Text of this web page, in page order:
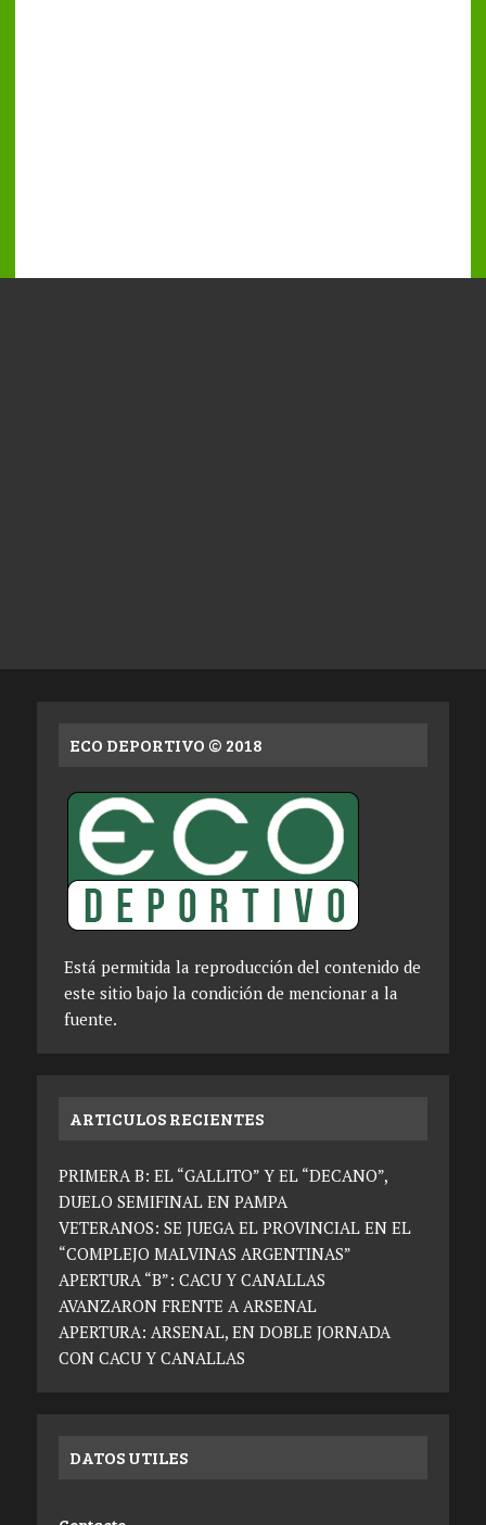
ECO DEPORTIVO © 2018
Está permitida la reproducción del contenido de
este sitio bajo la condición de mencionar a la
fuente.
ARTICULOS RECIENTES
PRIMERA B: EL “GALLITO” Y EL “DECANO”,
DUELO SEMIFINAL EN PAMPA
VETERANOS: SE JUEGA EL PROVINCIAL EN EL
“COMPLEJO MALVINAS ARGENTINAS”
APERTURA “B”: CACU Y CANALLAS
AVANZARON FRENTE A ARSENAL
APERTURA: ARSENAL, EN DOBLE JORNADA
CON CACU Y CANALLAS
DATOS UTILES